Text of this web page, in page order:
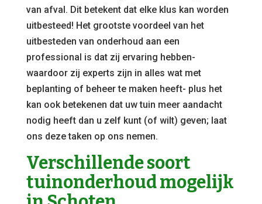
van afval. Dit betekent dat elke klus kan worden
uitbesteed! Het grootste voordeel van het
uitbesteden van onderhoud aan een
professional is dat zij ervaring hebben-
waardoor zij experts zijn in alles wat met
beplanting of beheer te maken heeft- plus het
kan ook betekenen dat uw tuin meer aandacht
nodig heeft dan u zelf kunt (of wilt) geven; laat
ons deze taken op ons nemen.
Verschillende soort
tuinonderhoud mogelijk